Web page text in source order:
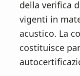
della verifica
vigenti in
acustico. La
costituisce